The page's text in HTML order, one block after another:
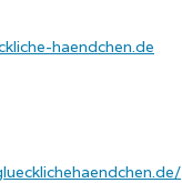
haendchen.de